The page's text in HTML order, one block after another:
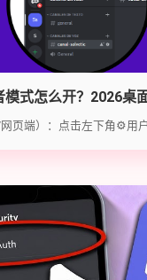
式怎么开？2026桌
指南
页端）：点击左下角⚙️用